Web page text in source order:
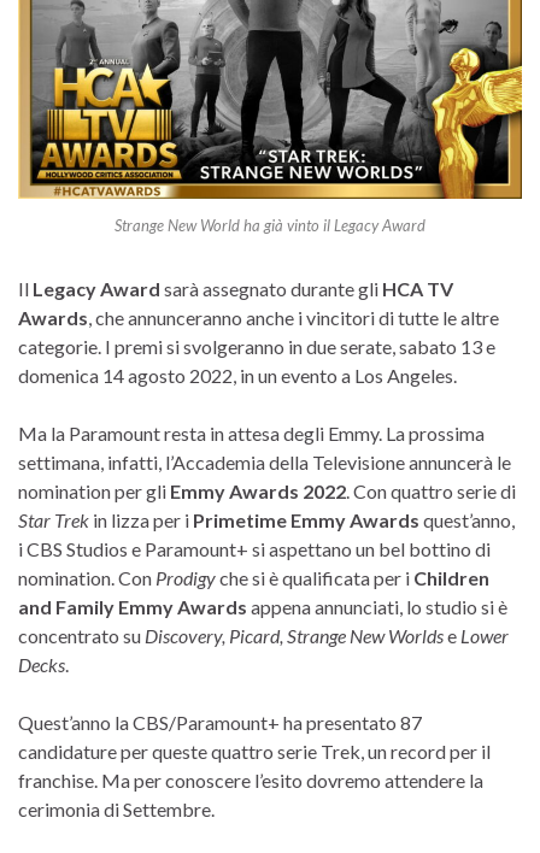
Strange New World ha già vinto il Legacy Award
Il Legacy Award sarà assegnato durante gli HCA TV
Awards, che annunceranno anche i vincitori di tutte le altre
categorie. I premi si svolgeranno in due serate, sabato 13 e
domenica 14 agosto 2022, in un evento a Los Angeles.
Ma la Paramount resta in attesa degli Emmy. La prossima
settimana, infatti, l’Accademia della Televisione annuncerà le
nomination per gli Emmy Awards 2022. Con quattro serie di
Star Trek in lizza per i Primetime Emmy Awards quest’anno,
i CBS Studios e Paramount+ si aspettano un bel bottino di
nomination. Con Prodigyche si è qualificata per i Children
and Family Emmy Awards appena annunciati, lo studio si è
concentrato su Discovery, Picard, Strange New Worldse Lower
Decks.
Quest’anno la CBS/Paramount+ ha presentato 87
candidature per queste quattro serie Trek, un record per il
franchise. Ma per conoscere l’esito dovremo attendere la
cerimonia di Settembre.